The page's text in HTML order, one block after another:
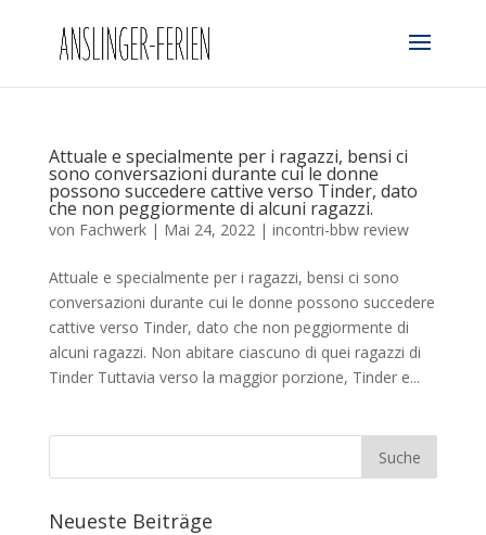
Attuale e specialmente per i ragazzi, bensi ci
sono conversazioni durante cui le donne
possono succedere cattive verso Tinder, dato
che non peggiormente di alcuni ragazzi.
von Fachwerk| Mai 24, 2022| incontri-bbw review
Attuale e specialmente per i ragazzi, bensi ci sono
conversazioni durante cui le donne possono succedere
cattive verso Tinder, dato che non peggiormente di
alcuni ragazzi. Non abitare ciascuno di quei ragazzi di
Tinder Tuttavia verso la maggior porzione, Tinder e...
Neueste Beiträge